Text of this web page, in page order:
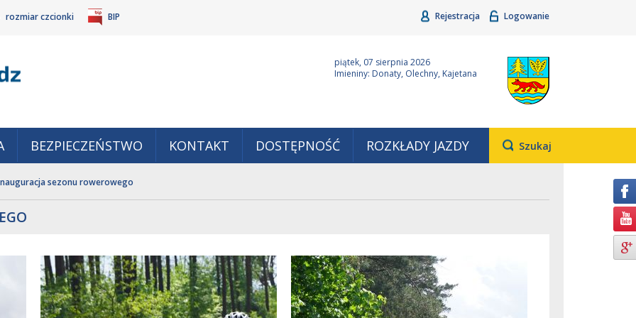
rozmiar czcionki BIP Rejestracja Logowanie
piątek, 07 sierpnia 2026
Imieniny: Donaty, Olechny, Kajetana
BEZPIECZEŃSTWO KONTAKT DOSTĘPNOŚĆ ROZKŁADY JAZDY Szukaj
sezonu rowerowego